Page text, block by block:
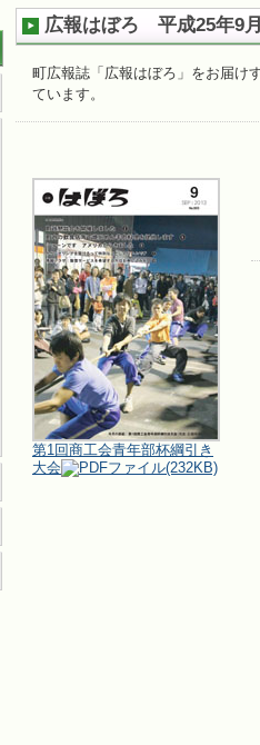
広報はぼろ 平成25年9
町広報誌「広報はぼろ」をお届け
ています。
第1回商工会青年部杯綱引き
大会
(232KB)